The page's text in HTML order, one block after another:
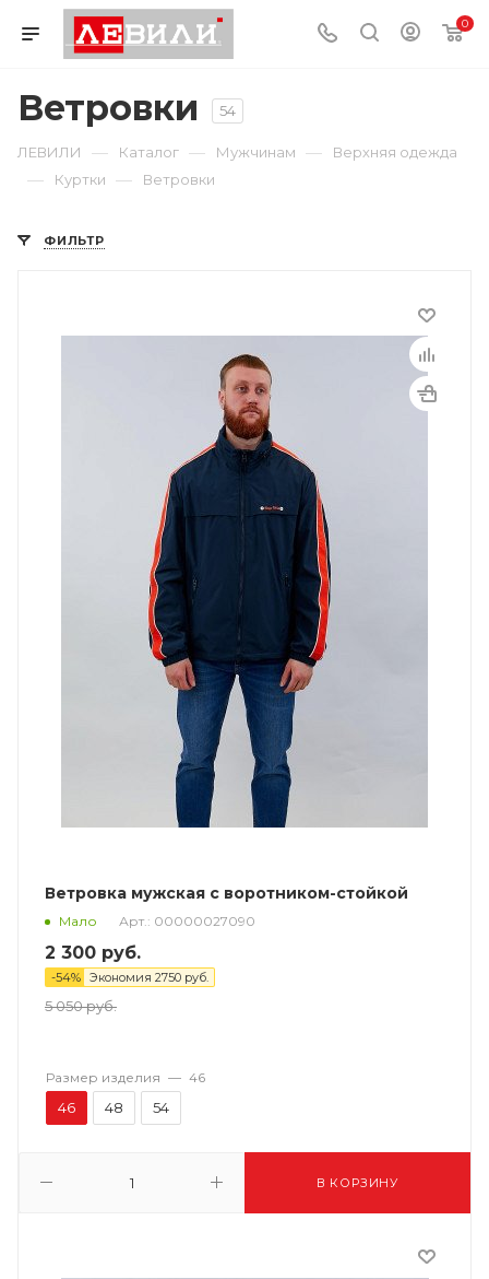
0
Ветровки 54
ЛЕВИЛИ — Каталог — Мужчинам — Верхняя одежда
— Куртки — Ветровки
ФИЛЬТР
Ветровка мужская с воротником-стойкой
Мало Арт.: 00000027090
2 300 руб.
-54% Экономия 2750 руб.
5 050руб.
В КОРЗИНУ
Размер изделия — 46
46 48 54